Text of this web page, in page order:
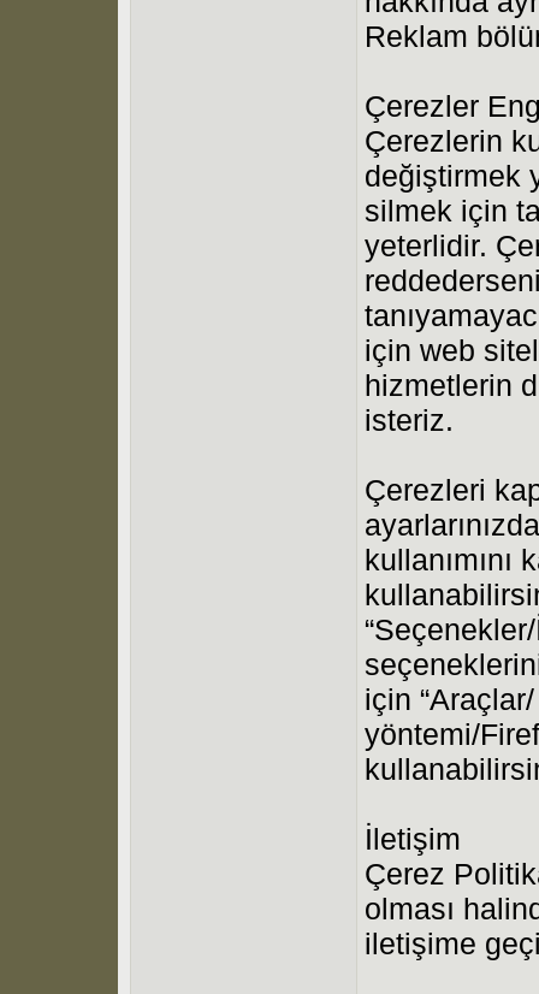
Reklam
Çerezler
Çerezlerin
değiştirmek
silmek için
yeterlidir.
için web
hizmetlerin
isteriz.
Çerezleri
kullanımını
için
yöntemi/
İletişim
Çerez
olması
iletişime